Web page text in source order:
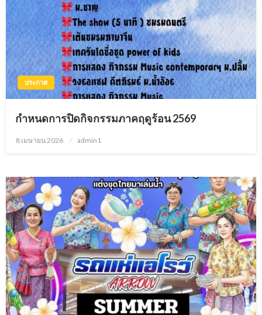
ประกาศ
กำหนดการปิดกิจกรรมภาคฤดูร้อน 2569
Posted
8 เมษายน 2026 admin1